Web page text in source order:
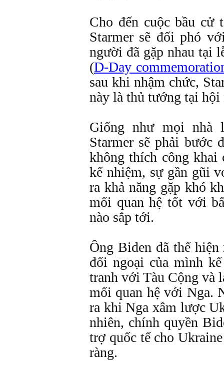
Cho đến cuộc bầu cử
Starmer sẽ đối phó
người đã gặp nhau tại
(D-Day
sau khi nhậm chức,
này là thủ tướng tại
Giống như mọi nhà
Starmer sẽ phải bước
không thích công
kế nhiệm, sự gần gũi
ra khả năng gặp khó
mối quan hệ tốt với
nào sắp tới.
Ông Biden đã thể
đối ngoại của mình
tranh với Tàu Cộng và
mối quan hệ với Nga.
ra khi Nga xâm lược
nhiên, chính quyền
trợ quốc tế cho
ràng.